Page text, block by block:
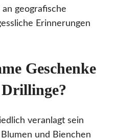
geografische
Erinnerungen
Geschenke
veranlagt sein
und Bienchen